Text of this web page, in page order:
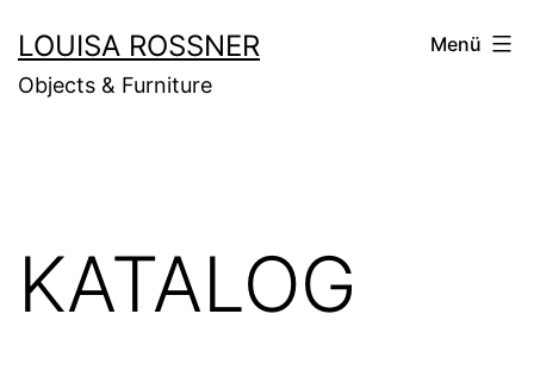
Inhalt
springen
LOUISA ROSSNER
Objects & Furniture
Menü
KATALOG